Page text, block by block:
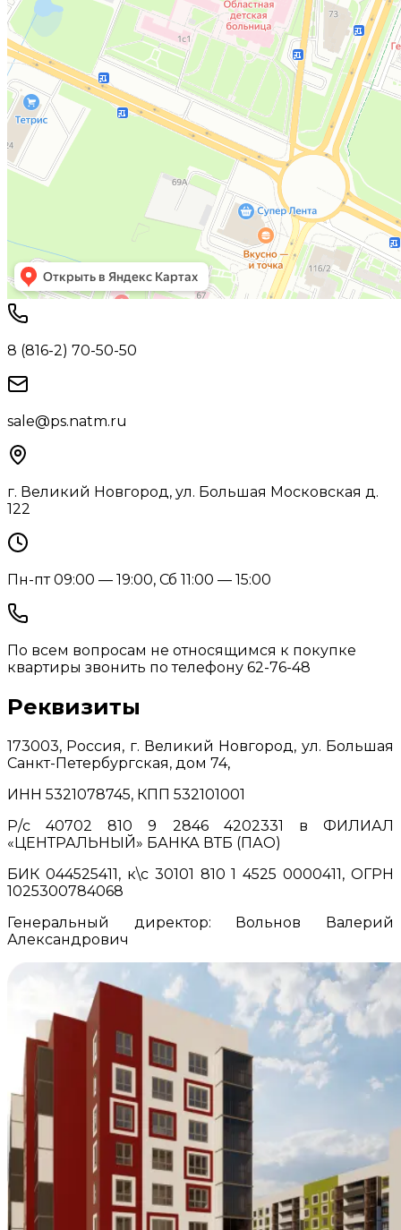
8 (816-2) 70-50-50
sale@ps.natm.ru
г. Великий Новгород, ул. Большая Московская д.
122
Пн-пт 09:00 — 19:00, Сб 11:00 — 15:00
По всем вопросам не относящимся к покупке
квартиры звонить по телефону 62-76-48
Реквизиты
173003, Россия, г. Великий Новгород, ул. Большая
Санкт-Петербургская, дом 74,
ИНН 5321078745, КПП 532101001
Р/с 40702 810 9 2846 4202331 в ФИЛИАЛ
«ЦЕНТРАЛЬНЫЙ» БАНКА ВТБ (ПАО)
БИК 044525411, к\с 30101 810 1 4525 0000411, ОГРН
1025300784068
Генеральный директор: Вольнов Валерий
Александрович